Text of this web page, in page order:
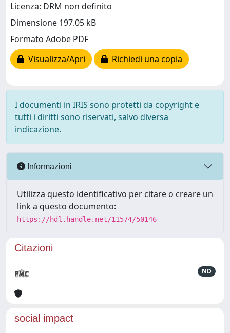
Licenza: DRM non definito
Dimensione 197.05 kB
Formato Adobe PDF
Visualizza/Apri
Richiedi una copia
I documenti in IRIS sono protetti da copyright e
tutti i diritti sono riservati, salvo diversa
indicazione.
Informazioni
Utilizza questo identificativo per citare o creare un
link a questo documento:
https://hdl.handle.net/11574/50146
Citazioni
ND
social impact